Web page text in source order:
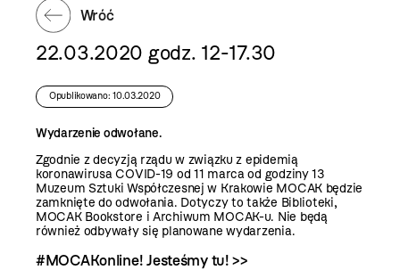
Wróć
22.03.2020 godz. 12-17.30
Opublikowano: 10.03.2020
Wydarzenie odwołane.
Zgodnie z decyzją rządu w związku z epidemią
koronawirusa COVID-19 od 11 marca od godziny 13
Muzeum Sztuki Współczesnej w Krakowie MOCAK będzie
zamknięte do odwołania. Dotyczy to także Biblioteki,
MOCAK Bookstore i Archiwum MOCAK-u. Nie będą
również odbywały się planowane wydarzenia.
#MOCAKonline! Jesteśmy tu! >>